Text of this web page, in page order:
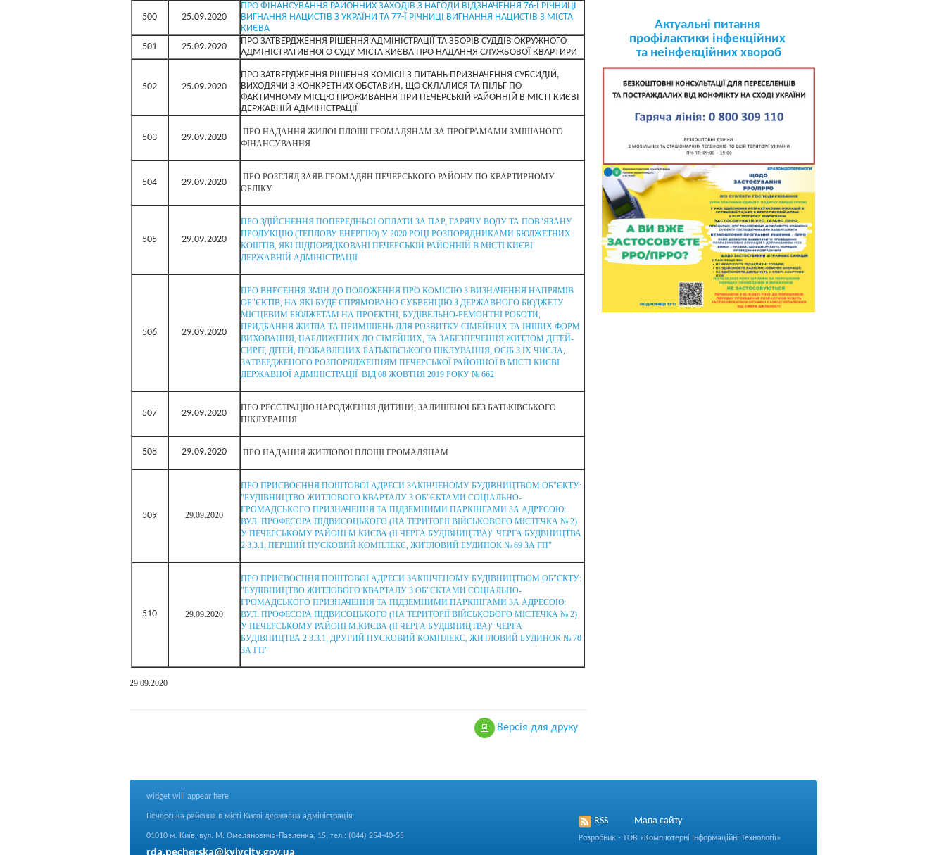
500 25.09.2020
ПРО ФІНАНСУВАННЯ РАЙОННИХ ЗАХОДІВ З НАГОДИ ВІДЗНАЧЕННЯ 76-Ї РІЧНИЦІ
ВИГНАННЯ НАЦИСТІВ З УКРАЇНИ ТА 77-Ї РІЧНИЦІ ВИГНАННЯ НАЦИСТІВ З МІСТА
КИЄВА
501
25.09.2020
ПРО ЗАТВЕРДЖЕННЯ РІШЕННЯ АДМІНІСТРАЦІЇ ТА ЗБОРІВ СУДДІВ ОКРУЖНОГО
АДМІНІСТРАТИВНОГО СУДУ МІСТА КИЄВА ПРО НАДАННЯ СЛУЖБОВОЇ КВАРТИРИ
502 25.09.2020
ПРО ЗАТВЕРДЖЕННЯ РІШЕННЯ КОМІСІЇ З ПИТАНЬ ПРИЗНАЧЕННЯ СУБСИДІЙ,
ВИХОДЯЧИ З КОНКРЕТНИХ ОБСТАВИН, ЩО СКЛАЛИСЯ ТА ПІЛЬГ ПО
ФАКТИЧНОМУ МІСЦЮ ПРОЖИВАННЯ ПРИ ПЕЧЕРСЬКІЙ РАЙОННІЙ В МІСТІ КИЄВІ
ДЕРЖАВНІЙ АДМІНІСТРАЦІЇ
503 29.09.2020
ПРО НАДАННЯ ЖИЛОЇ ПЛОЩІ ГРОМАДЯНАМ ЗА ПРОГРАМАМИ ЗМІШАНОГО
ФІНАНСУВАННЯ
504 29.09.2020
ПРО РОЗГЛЯД ЗАЯВ ГРОМАДЯН ПЕЧЕРСЬКОГО РАЙОНУ ПО КВАРТИРНОМУ
ОБЛІКУ
505 29.09.2020
ПРО ЗДІЙСНЕННЯ ПОПЕРЕДНЬОЇ ОПЛАТИ ЗА ПАР, ГАРЯЧУ ВОДУ ТА ПОВ"ЯЗАНУ
ПРОДУКЦІЮ (ТЕПЛОВУ ЕНЕРГІЮ) У 2020 РОЦІ РОЗПОРЯДНИКАМИ БЮДЖЕТНИХ
КОШТІВ, ЯКІ ПІДПОРЯДКОВАНІ ПЕЧЕРСЬКІЙ РАЙОННІЙ В МІСТІ КИЄВІ
ДЕРЖАВНІЙ АДМІНІСТРАЦІЇ
506 29.09.2020
ПРО ВНЕСЕННЯ ЗМІН ДО ПОЛОЖЕННЯ ПРО КОМІСІЮ З ВИЗНАЧЕННЯ НАПРЯМІВ
ОБ"ЄКТІВ, НА ЯКІ БУДЕ СПРЯМОВАНО СУБВЕНЦІЮ З ДЕРЖАВНОГО БЮДЖЕТУ
МІСЦЕВИМ БЮДЖЕТАМ НА ПРОЕКТНІ, БУДІВЕЛЬНО-РЕМОНТНІ РОБОТИ,
ПРИДБАННЯ ЖИТЛА ТА ПРИМІЩЕНЬ ДЛЯ РОЗВИТКУ СІМЕЙНИХ ТА ІНШИХ ФОРМ
ВИХОВАННЯ, НАБЛИЖЕНИХ ДО СІМЕЙНИХ, ТА ЗАБЕЗПЕЧЕННЯ ЖИТЛОМ ДІТЕЙ-
СИРІТ, ДІТЕЙ, ПОЗБАВЛЕНИХ БАТЬКІВСЬКОГО ПІКЛУВАННЯ, ОСІБ З ЇХ ЧИСЛА,
ЗАТВЕРДЖЕНОГО РОЗПОРЯДЖЕННЯМ ПЕЧЕРСЬКОЇ РАЙОННОЇ В МІСТІ КИЄВІ
ДЕРЖАВНОЇ АДМІНІСТРАЦІЇ ВІД 08 ЖОВТНЯ 2019 РОКУ № 662
507 29.09.2020
ПРО РЕЄСТРАЦІЮ НАРОДЖЕННЯ ДИТИНИ, ЗАЛИШЕНОЇ БЕЗ БАТЬКІВСЬКОГО
ПІКЛУВАННЯ
508 29.09.2020 ПРО НАДАННЯ ЖИТЛОВОЇ ПЛОЩІ ГРОМАДЯНАМ
509 29.09.2020
ПРО ПРИСВОЄННЯ ПОШТОВОЇ АДРЕСИ ЗАКІНЧЕНОМУ БУДІВНИЦТВОМ ОБ"ЄКТУ:
"БУДІВНИЦТВО ЖИТЛОВОГО КВАРТАЛУ З ОБ"ЄКТАМИ СОЦІАЛЬНО-
ГРОМАДСЬКОГО ПРИЗНАЧЕННЯ ТА ПІДЗЕМНИМИ ПАРКІНГАМИ ЗА АДРЕСОЮ:
ВУЛ. ПРОФЕСОРА ПІДВИСОЦЬКОГО (НА ТЕРИТОРІЇ ВІЙСЬКОВОГО МІСТЕЧКА № 2)
У ПЕЧЕРСЬКОМУ РАЙОНІ М.КИЄВА (ІІ ЧЕРГА БУДІВНИЦТВА)" ЧЕРГА БУДВНИЦТВА
2.3.3.1, ПЕРШИЙ ПУСКОВИЙ КОМПЛЕКС, ЖИТЛОВИЙ БУДИНОК № 69 ЗА ГП"
510 29.09.2020
ПРО ПРИСВОЄННЯ ПОШТОВОЇ АДРЕСИ ЗАКІНЧЕНОМУ БУДІВНИЦТВОМ ОБ"ЄКТУ:
"БУДІВНИЦТВО ЖИТЛОВОГО КВАРТАЛУ З ОБ"ЄКТАМИ СОЦІАЛЬНО-
ГРОМАДСЬКОГО ПРИЗНАЧЕННЯ ТА ПІДЗЕМНИМИ ПАРКІНГАМИ ЗА АДРЕСОЮ:
ВУЛ. ПРОФЕСОРА ПІДВИСОЦЬКОГО (НА ТЕРИТОРІЇ ВІЙСЬКОВОГО МІСТЕЧКА № 2)
У ПЕЧЕРСЬКОМУ РАЙОНІ М.КИЄВА (ІІ ЧЕРГА БУДІВНИЦТВА)" ЧЕРГА
БУДІВНИЦТВА 2.3.3.1, ДРУГИЙ ПУСКОВИЙ КОМПЛЕКС, ЖИТЛОВИЙ БУДИНОК № 70
ЗА ГП"
29.09.2020
Версiя для друку
Актуальні питання
профілактики інфекційних
та неінфекційних хвороб
widget will appear here
Печерська районна в місті Києві державна адміністрація
01010 м. Київ, вул. М. Омеляновича-Павленка, 15, тел.: (044) 254-40-55
RSS Мапа сайту
Розробник - ТОВ « Комп'ютерні Інформаційні Технології»